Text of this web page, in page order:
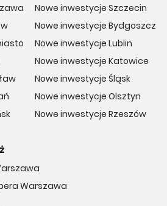
Nowe inwestycje Szczecin
Nowe inwestycje Bydgoszcz
Nowe inwestycje Lublin
Nowe inwestycje Katowice
Nowe inwestycje Śląsk
Nowe inwestycje Olsztyn
Nowe inwestycje Rzeszów
Warszawa